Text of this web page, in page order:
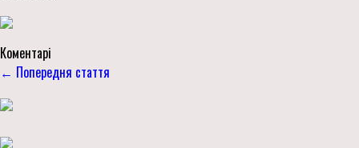
Коментарі
← Попередня стаття